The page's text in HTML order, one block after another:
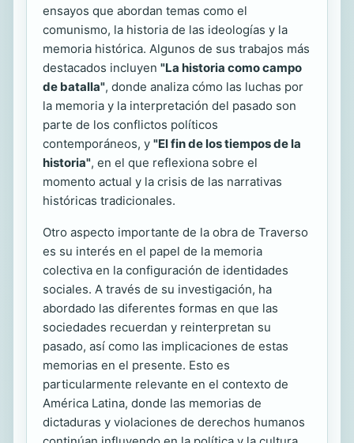
ensayos que abordan temas como el
comunismo, la historia de las ideologías y la
memoria histórica. Algunos de sus trabajos más
destacados incluyen "La historia como campo
de batalla", donde analiza cómo las luchas por
la memoria y la interpretación del pasado son
parte de los conflictos políticos
contemporáneos, y "El fin de los tiempos de la
historia", en el que reflexiona sobre el
momento actual y la crisis de las narrativas
históricas tradicionales.
Otro aspecto importante de la obra de Traverso
es su interés en el papel de la memoria
colectiva en la configuración de identidades
sociales. A través de su investigación, ha
abordado las diferentes formas en que las
sociedades recuerdan y reinterpretan su
pasado, así como las implicaciones de estas
memorias en el presente. Esto es
particularmente relevante en el contexto de
América Latina, donde las memorias de
dictaduras y violaciones de derechos humanos